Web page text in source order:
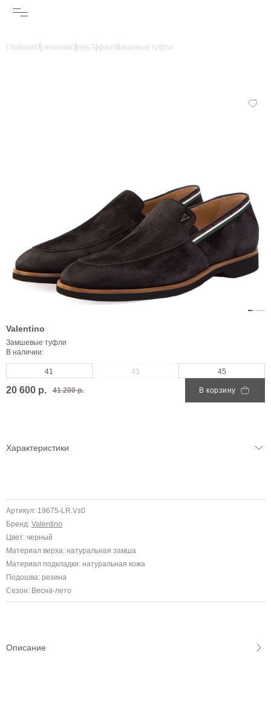
Главная МужчинамОбувьТуфлиЗамшевые туфли
Valentino
Замшевые туфли
В наличии:
41 43 45
20 600 р. 41 200 р. В корзину
Характеристики
Артикул: 19675-LR.Vз0
Бренд: Valentino
Цвет: черный
Материал верха: натуральная замша
Материал подкладки: натуральная кожа
Подошва: резина
Сезон: Весна-лето
Описание